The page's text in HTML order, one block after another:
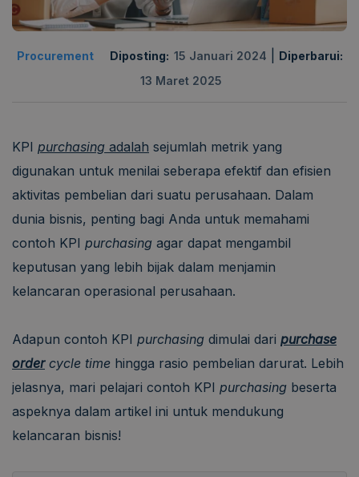
Procurement Diposting: 15 Januari 2024
Diperbarui:
13 Maret 2025
KPI purchasing adalah sejumlah metrik yang
digunakan untuk menilai seberapa efektif dan efisien
aktivitas pembelian dari suatu perusahaan. Dalam
dunia bisnis, penting bagi Anda untuk memahami
contoh KPI purchasing agar dapat mengambil
keputusan yang lebih bijak dalam menjamin
kelancaran operasional perusahaan.
Adapun contoh KPI purchasing dimulai dari purchase
ordercycle time hingga rasio pembelian darurat. Lebih
jelasnya, mari pelajari contoh KPI purchasing beserta
aspeknya dalam artikel ini untuk mendukung
kelancaran bisnis!